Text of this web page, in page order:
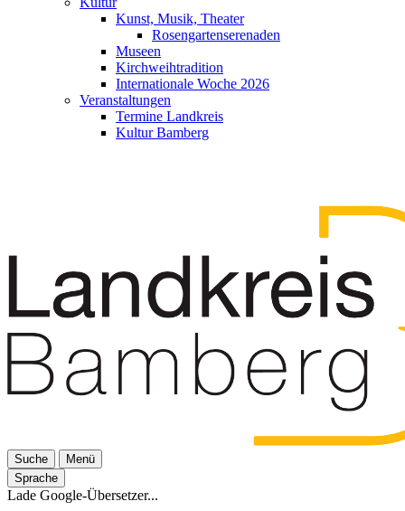
Kunst, Musik, Theater
Rosengartenserenaden
Museen
Kirchweihtradition
Internationale Woche 2026
Veranstaltungen
Termine Landkreis
Kultur Bamberg
Suche
Menü
Sprache
Lade Google-Übersetzer...